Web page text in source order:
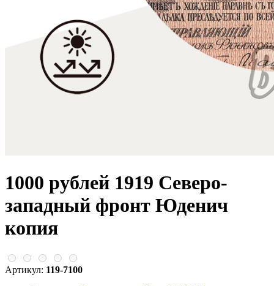
1000 рублей 1919 Северо-
западный фронт Юденич
копия
Артикул: 119-7100